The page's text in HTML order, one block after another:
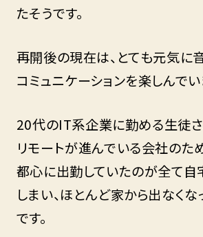
たそうです。
再開後の現在は、とても元気に
コミュニケーションを楽しんでい
20代のIT系企業に勤める生徒
リモートが進んでいる会社のた
都心に出勤していたのが全て自
しまい、ほとんど家から出なくな
です。